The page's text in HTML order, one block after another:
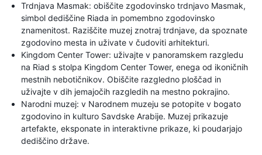
Trdnjava Masmak: obiščite zgodovinsko trdnjavo Masmak,
simbol dediščine Riada in pomembno zgodovinsko
znamenitost. Raziščite muzej znotraj trdnjave, da spoznate
zgodovino mesta in uživate v čudoviti arhitekturi.
Kingdom Center Tower: uživajte v panoramskem razgledu
na Riad s stolpa Kingdom Center Tower, enega od ikoničnih
mestnih nebotičnikov. Obiščite razgledno ploščad in
uživajte v dih jemajočih razgledih na mestno pokrajino.
Narodni muzej: v Narodnem muzeju se potopite v bogato
zgodovino in kulturo Savdske Arabije. Muzej prikazuje
artefakte, eksponate in interaktivne prikaze, ki poudarjajo
dediščino države.